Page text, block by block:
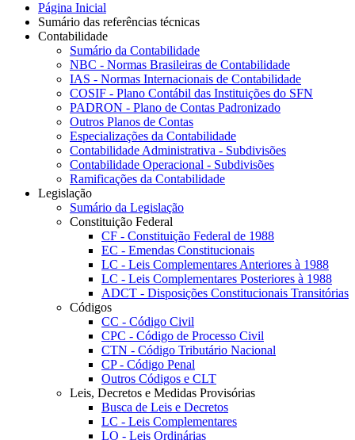
Página Inicial
Sumário das referências técnicas
Contabilidade
Sumário da Contabilidade
NBC - Normas Brasileiras de Contabilidade
IAS - Normas Internacionais de Contabilidade
COSIF - Plano Contábil das Instituições do SFN
PADRON - Plano de Contas Padronizado
Outros Planos de Contas
Especializações da Contabilidade
Contabilidade Administrativa - Subdivisões
Contabilidade Operacional - Subdivisões
Ramificações da Contabilidade
Legislação
Sumário da Legislação
Constituição Federal
CF - Constituição Federal de 1988
EC - Emendas Constitucionais
LC - Leis Complementares Anteriores à 1988
LC - Leis Complementares Posteriores à 1988
ADCT - Disposições Constitucionais Transitórias
Códigos
CC - Código Civil
CPC - Código de Processo Civil
CTN - Código Tributário Nacional
CP - Código Penal
Outros Códigos e CLT
Leis, Decretos e Medidas Provisórias
Busca de Leis e Decretos
LC - Leis Complementares
LO - Leis Ordinárias